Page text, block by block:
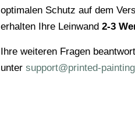
optimalen Schutz auf dem
erhalten Ihre Leinwand 2-3
Ihre weiteren Fragen
unter support@printed-